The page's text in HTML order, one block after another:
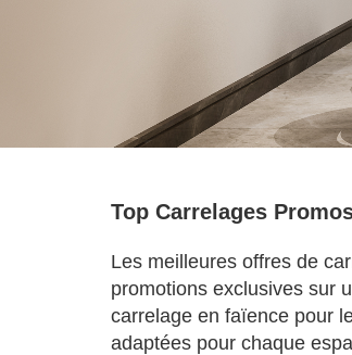
Top Carrelages
Les meilleures offres de
promotions exclusives sur
carrelage en faïence pour
adaptées pour chaque